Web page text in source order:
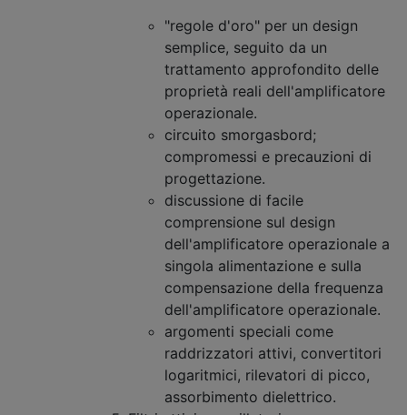
"regole d'oro" per un design
semplice, seguito da un
trattamento approfondito delle
proprietà reali dell'amplificatore
operazionale.
circuito smorgasbord;
compromessi e precauzioni di
progettazione.
discussione di facile
comprensione sul design
dell'amplificatore operazionale a
singola alimentazione e sulla
compensazione della frequenza
dell'amplificatore operazionale.
argomenti speciali come
raddrizzatori attivi, convertitori
logaritmici, rilevatori di picco,
assorbimento dielettrico.